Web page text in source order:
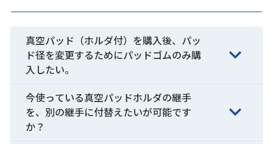
真空パッド（ホルダ付）を購入後、パッ
ド径を変更するためにパッドゴムのみ購
入したい。
今使っている真空パッドホルダの継手
を、別の継手に付替えたいが可能です
か？